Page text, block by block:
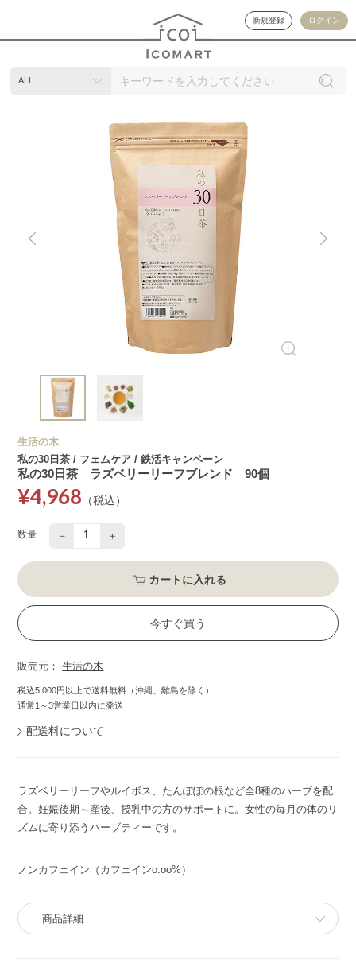
新規登録 ログイン
ALL
生活の木
私の30日茶 / フェムケア / 鉄活キャンペーン
私の30日茶 ラズベリーリーフブレンド 90個
¥4,968 （税込）
数量 － ＋
カートに入れる
今すぐ買う
販売元：生活の木
税込5,000円以上で送料無料（沖縄、離島を除く）
通常1～3営業日以内に発送
配送料について
ラズベリーリーフやルイボス、たんぽぽの根など全8種のハーブを配
合。妊娠後期～産後、授乳中の方のサポートに。女性の毎月の体のリ
ズムに寄り添うハーブティーです。
ノンカフェイン（カフェインo.oo%）
商品詳細